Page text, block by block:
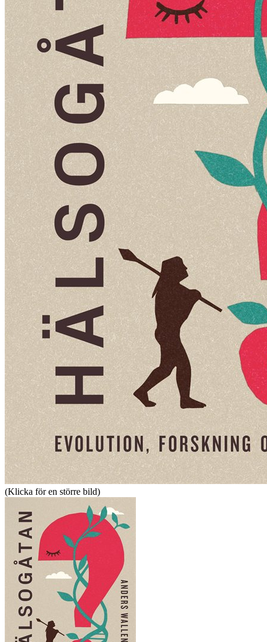
(Klicka för en större bild)